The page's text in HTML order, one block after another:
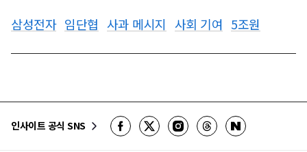
삼성전자 임단협 사과 메시지 사회 기여 5조원
인사이트 공식 SNS